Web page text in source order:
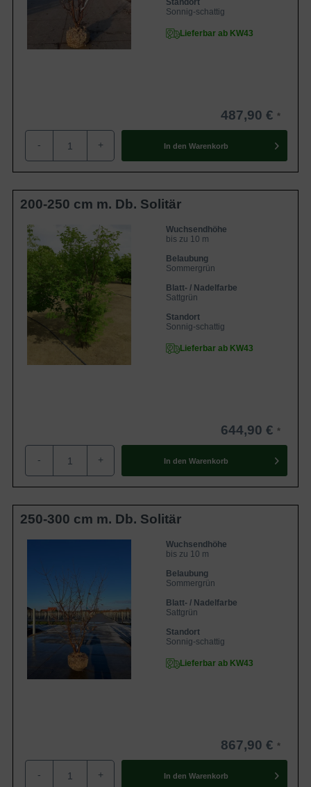
Standort
Sonnig-schattig
Lieferbar ab KW43
487,90 €
- + In den Warenkorb
200-250 cm m. Db. Solitär
Wuchsendhöhe
bis zu 10 m
Belaubung
Sommergrün
Blatt- / Nadelfarbe
Sattgrün
Standort
Sonnig-schattig
Lieferbar ab KW43
644,90 €
- + In den Warenkorb
250-300 cm m. Db. Solitär
Wuchsendhöhe
bis zu 10 m
Belaubung
Sommergrün
Blatt- / Nadelfarbe
Sattgrün
Standort
Sonnig-schattig
Lieferbar ab KW43
867,90 €
- + In den Warenkorb